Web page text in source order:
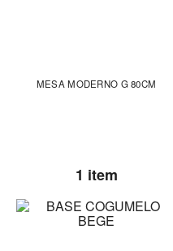
MESA MODERNO G 80CM
1 item